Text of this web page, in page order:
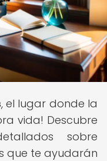
, el lugar donde la
vida! Descubre
sobre
que te ayudarán